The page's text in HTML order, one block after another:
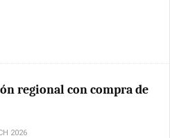
regional con compra de
2026